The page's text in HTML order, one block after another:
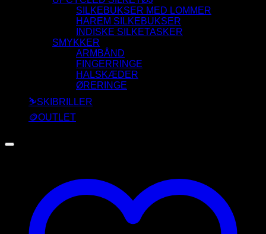
SILKEBUKSER MED LOMMER
HAREM SILKEBUKSER
INDISKE SILKETASKER
SMYKKER
ARMBÅND
FINGERRINGE
HALSKÆDER
ØRERINGE
⛷️SKIBRILLER
🪙OUTLET